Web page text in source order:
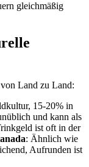
gleichmäßig
Land zu Land:
15-20% in
und kann als
ist oft in der
: Ähnlich wie
Aufrunden ist